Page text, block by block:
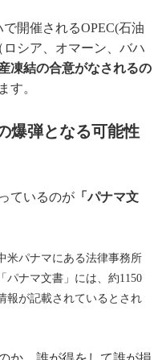
開催されるOPEC(石油
シア、オマーン、バハ
凍結の合意がなされるの
す。
爆弾となる可能性
ているのが 「パナマ文
米パナマにある法律事務所
パナマ文書」には、約1150
報が記載されているとされ